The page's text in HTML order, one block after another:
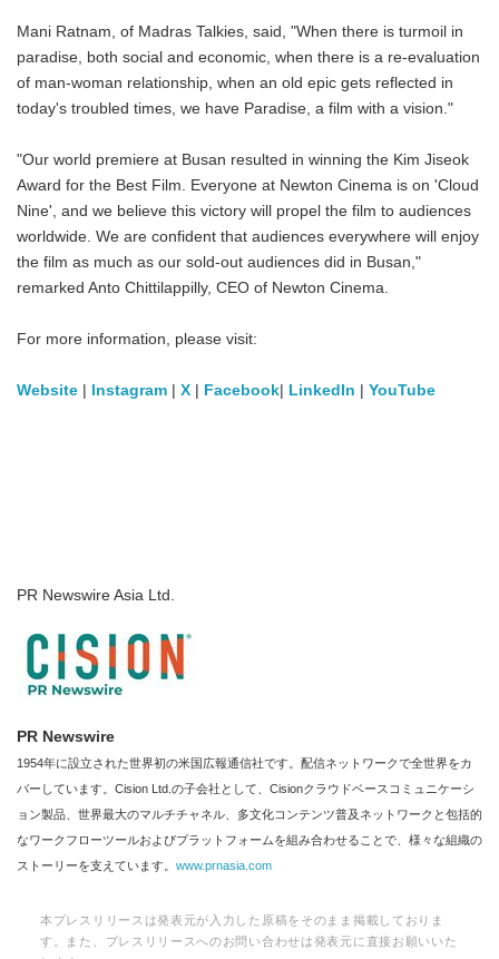
Mani Ratnam, of Madras Talkies, said, "When there is turmoil in
paradise, both social and economic, when there is a re-evaluation
of man-woman relationship, when an old epic gets reflected in
today's troubled times, we have Paradise, a film with a vision."
"Our world premiere at Busan resulted in winning the Kim Jiseok
Award for the Best Film. Everyone at Newton Cinema is on 'Cloud
Nine', and we believe this victory will propel the film to audiences
worldwide. We are confident that audiences everywhere will enjoy
the film as much as our sold-out audiences did in Busan,"
remarked Anto Chittilappilly, CEO of Newton Cinema.
For more information, please visit:
Website Instagram X Facebook LinkedIn YouTube
PR Newswire Asia Ltd.
PR Newswire
1954年に設立された世界初の米国広報通信社です。配信ネットワークで全世界をカ
バーしています。Cision Ltd.の子会社として、Cisionクラウドベースコミュニケーシ
ョン製品、世界最大のマルチチャネル、多文化コンテンツ普及ネットワークと包括的
なワークフローツールおよびプラットフォームを組み合わせることで、様々な組織の
ストーリーを支えています。 www.prnasia.com
本プレスリリースは発表元が入力した原稿をそのまま掲載しておりま
す。また、プレスリリースへのお問い合わせは発表元に直接お願いいた